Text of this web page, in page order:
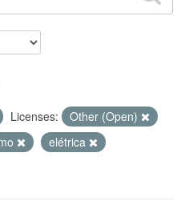
Licenses:
Other (Open)
elétrica